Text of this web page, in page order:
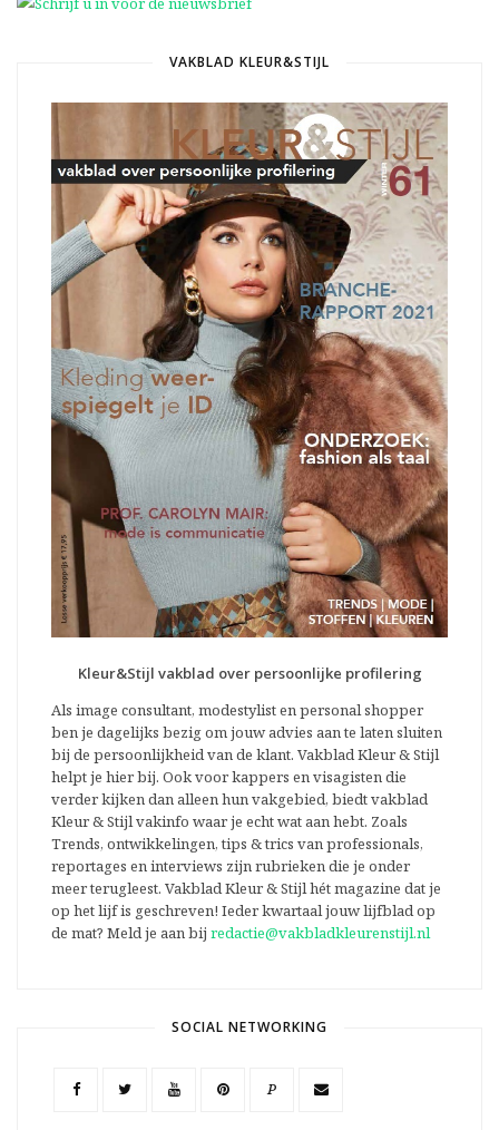
VAKBLAD KLEUR&STIJL
Kleur&Stijl vakblad over persoonlijke profilering
Als image consultant, modestylist en personal shopper
ben je dagelijks bezig om jouw advies aan te laten sluiten
bij de persoonlijkheid van de klant. Vakblad Kleur & Stijl
helpt je hier bij. Ook voor kappers en visagisten die
verder kijken dan alleen hun vakgebied, biedt vakblad
Kleur & Stijl vakinfo waar je echt wat aan hebt. Zoals
Trends, ontwikkelingen, tips & trics van professionals,
reportages en interviews zijn rubrieken die je onder
meer terugleest. Vakblad Kleur & Stijl hét magazine dat je
op het lijf is geschreven! Ieder kwartaal jouw lijfblad op
de mat? Meld je aan bij redactie@vakbladkleurenstijl.nl
SOCIAL NETWORKING
P